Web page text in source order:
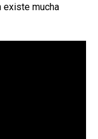
existe mucha